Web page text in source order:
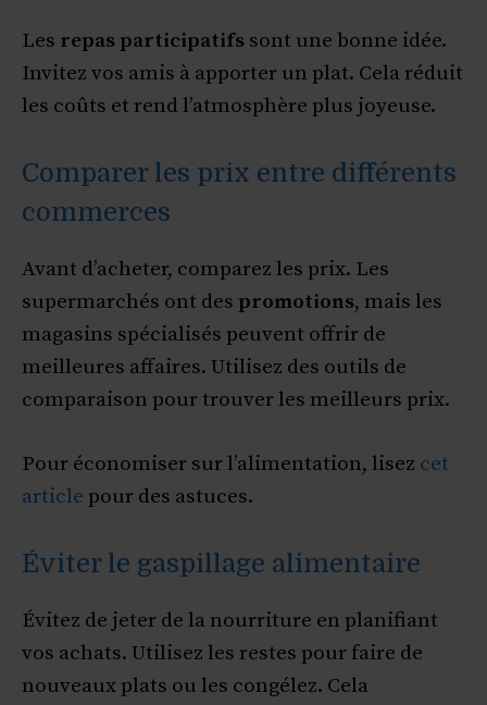
Les repas participatifs sont une bonne idée.
Invitez vos amis à apporter un plat. Cela réduit
les coûts et rend l’atmosphère plus joyeuse.
Comparer les prix entre différents
commerces
Avant d’acheter, comparez les prix. Les
supermarchés ont des promotions, mais les
magasins spécialisés peuvent offrir de
meilleures affaires. Utilisez des outils de
comparaison pour trouver les meilleurs prix.
Pour économiser sur l’alimentation, lisez cet
article pour des astuces.
Éviter le gaspillage alimentaire
Évitez de jeter de la nourriture en planifiant
vos achats. Utilisez les restes pour faire de
nouveaux plats ou les congélez. Cela